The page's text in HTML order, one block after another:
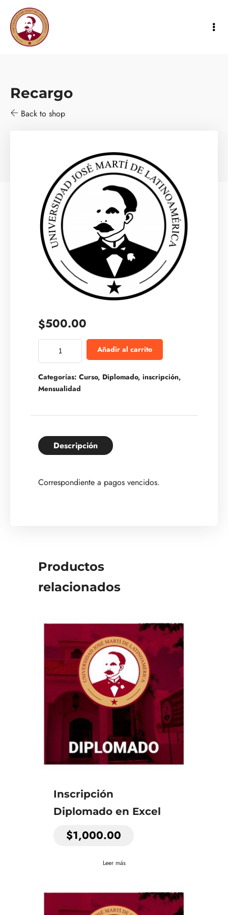
Recargo
Back to shop
$500.00
Añadir al carrito
Categorías: Curso, Diplomado, inscripción,
Mensualidad
Descripción
Correspondiente a pagos vencidos.
Productos
relacionados
Inscripción
Diplomado en Excel
$1,000.00
Leer más